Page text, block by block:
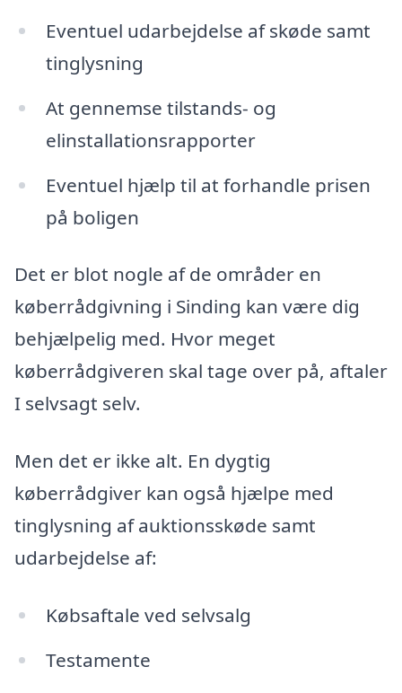
Eventuel udarbejdelse af skøde samt
tinglysning
At gennemse tilstands- og
elinstallationsrapporter
Eventuel hjælp til at forhandle prisen
på boligen
Det er blot nogle af de områder en
køberrådgivning i Sinding kan være dig
behjælpelig med. Hvor meget
køberrådgiveren skal tage over på, aftaler
I selvsagt selv.
Men det er ikke alt. En dygtig
køberrådgiver kan også hjælpe med
tinglysning af auktionsskøde samt
udarbejdelse af:
Købsaftale ved selvsalg
Testamente